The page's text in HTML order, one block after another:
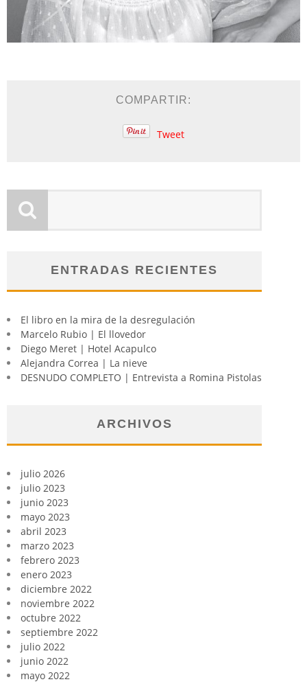
COMPARTIR:
Tweet
ENTRADAS RECIENTES
El libro en la mira de la desregulación
Marcelo Rubio | El llovedor
Diego Meret | Hotel Acapulco
Alejandra Correa | La nieve
DESNUDO COMPLETO | Entrevista a Romina Pistolas
ARCHIVOS
julio 2026
julio 2023
junio 2023
mayo 2023
abril 2023
marzo 2023
febrero 2023
enero 2023
diciembre 2022
noviembre 2022
octubre 2022
septiembre 2022
julio 2022
junio 2022
mayo 2022